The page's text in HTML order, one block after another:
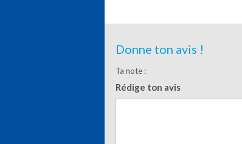
Donne ton avis !
Ta note :
Rédige ton avis